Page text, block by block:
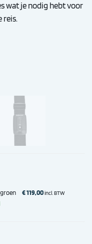
wat je nodig hebt voor
reis.
€119,00incl. BTW